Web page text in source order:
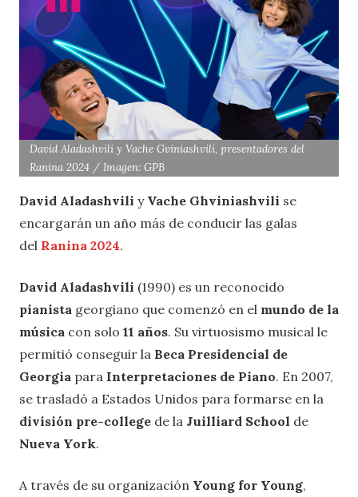
David Aladashvili y Vache Gviniashvili, presentadores del
Ranina 2024 / Imagen: GPB
David Aladashvili y Vache Ghviniashvili se
encargarán un año más de conducir las galas
del Ranina 2024.
David Aladashvili (1990) es un reconocido
pianista georgiano que comenzó en el mundo de la
música con solo 11 años. Su virtuosismo musical le
permitió conseguir la Beca Presidencial de
Georgia para Interpretaciones de Piano. En 2007,
se trasladó a Estados Unidos para formarse en la
división pre-college de la Juilliard School de
Nueva York.
A través de su organización Young for Young,